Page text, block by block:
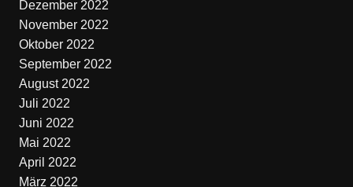
Dezember 2022
November 2022
Oktober 2022
September 2022
August 2022
Juli 2022
Juni 2022
Mai 2022
April 2022
März 2022